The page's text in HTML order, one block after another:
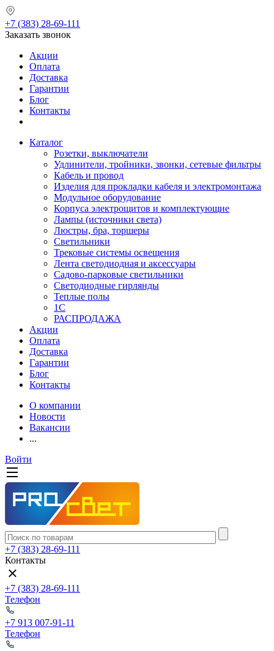
+7 (383) 28-69-111
Заказать звонок
Акции
Оплата
Доставка
Гарантии
Блог
Контакты
Каталог
Розетки, выключатели
Удлинители, тройники, звонки, сетевые фильтры
Кабель и провод
Изделия для прокладки кабеля и электромонтажа
Модульное оборудование
Корпуса электрощитов и комплектующие
Лампы (источники света)
Люстры, бра, торшеры
Светильники
Трековые системы освещения
Лента светодиодная и аксессуары
Садово-парковые светильники
Светодиодные гирлянды
Теплые полы
1С
РАСПРОДАЖА
Акции
Оплата
Доставка
Гарантии
Блог
Контакты
О компании
Новости
Вакансии
...
Войти
+7 (383) 28-69-111
Контакты
+7 (383) 28-69-111
Телефон
+7 913 007-91-11
Телефон